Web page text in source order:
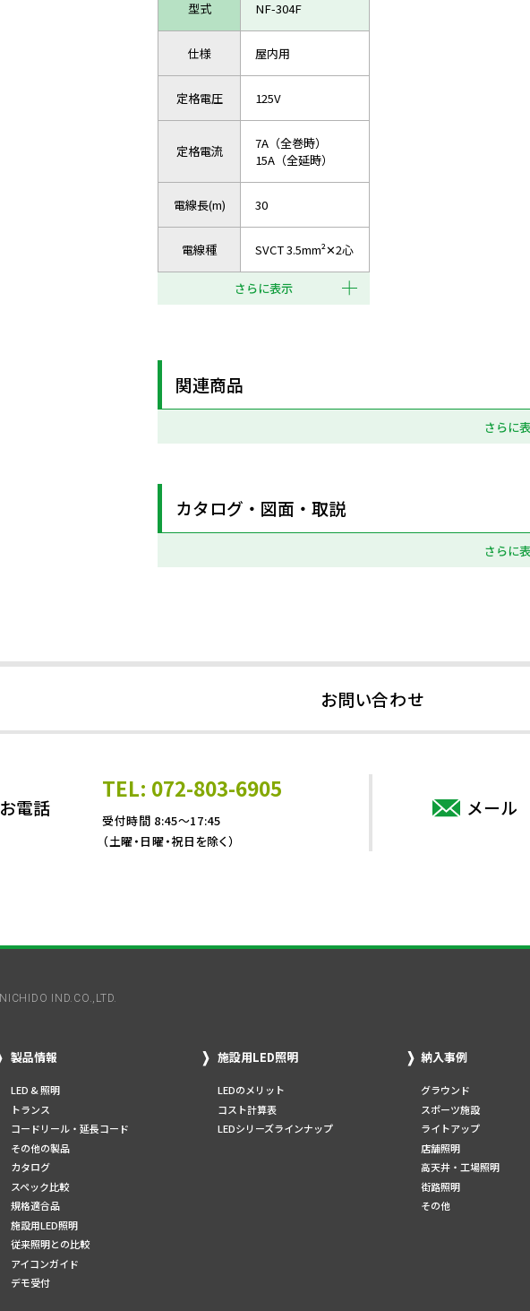
型式 NF-304F
仕様 屋内用
定格電圧 125V
定格電流
7A（全巻時）
15A（全延時）
電線長(m) 30
電線種 SVCT 3.5mm²✕2心
さらに表示
関連商品
さらに
カタログ・図面・取説
さらに
お問い合わせ
お電話
TEL: 072-803-6905
受付時間 8:45～17:45
（土曜・日曜・祝日を除く）
メール
NICHIDO IND.CO.,LTD.
製品情報
LED & 照明
トランス
コードリール・延長コード
その他の製品
カタログ
スペック比較
規格適合品
施設用LED照明
従来照明との比較
アイコンガイド
デモ受付
施設用LED照明
LEDのメリット
コスト計算表
LEDシリーズラインナップ
納入事例
グラウンド
スポーツ施設
ライトアップ
店舗照明
高天井・工場照明
街路照明
その他